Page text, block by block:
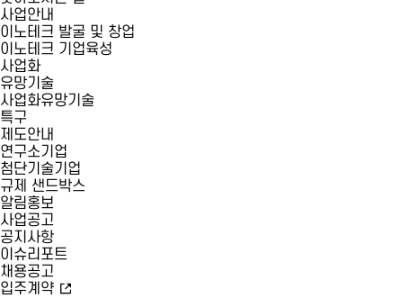
사업안내
이노테크 발굴 및 창업
이노테크 기업육성
사업화
유망기술
사업화유망기술
특구
제도안내
연구소기업
첨단기술기업
규제 샌드박스
알림홍보
사업공고
공지사항
이슈리포트
채용공고
입주계약